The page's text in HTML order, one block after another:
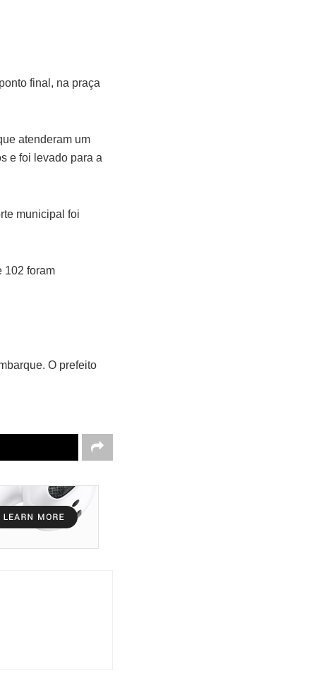
final, na praça
atenderam um
e foi levado para a
municipal foi
102 foram
O prefeito